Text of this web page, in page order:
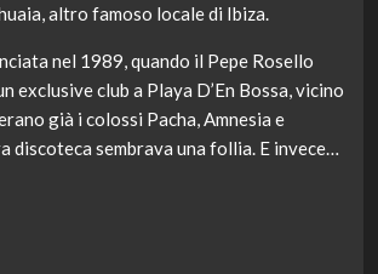
altro famoso locale di Ibiza.
nel 1989, quando il Pepe Rosello
exclusive club a Playa D’En Bossa, vicino
già i colossi Pacha, Amnesia e
discoteca sembrava una follia. E invece…